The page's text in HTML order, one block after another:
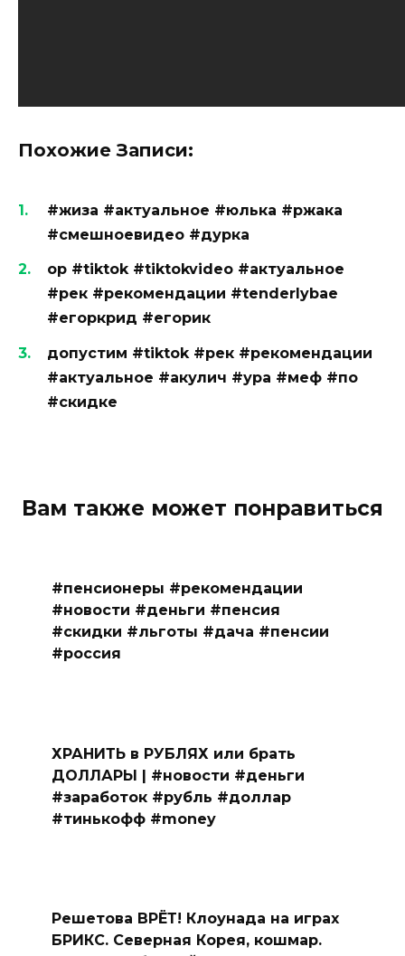
Похожие Записи:
#жиза #актуальное #юлька #ржака
#смешноевидео #дурка
ор #tiktok #tiktokvideo #актуальное
#рек #рекомендации #tenderlybae
#егоркрид #егорик
допустим #tiktok #рек #рекомендации
#актуальное #акулич #ура #меф #по
#скидке
Вам также может понравиться
#пенсионеры #рекомендации
#новости #деньги #пенсия
#скидки #льготы #дача #пенсии
#россия
ХРАНИТЬ в РУБЛЯХ или брать
ДОЛЛАРЫ | #новости #деньги
#заработок #рубль #доллар
#тинькофф #money
Решетова ВРЁТ! Клоунада на играх
БРИКС. Северная Корея, кошмар.